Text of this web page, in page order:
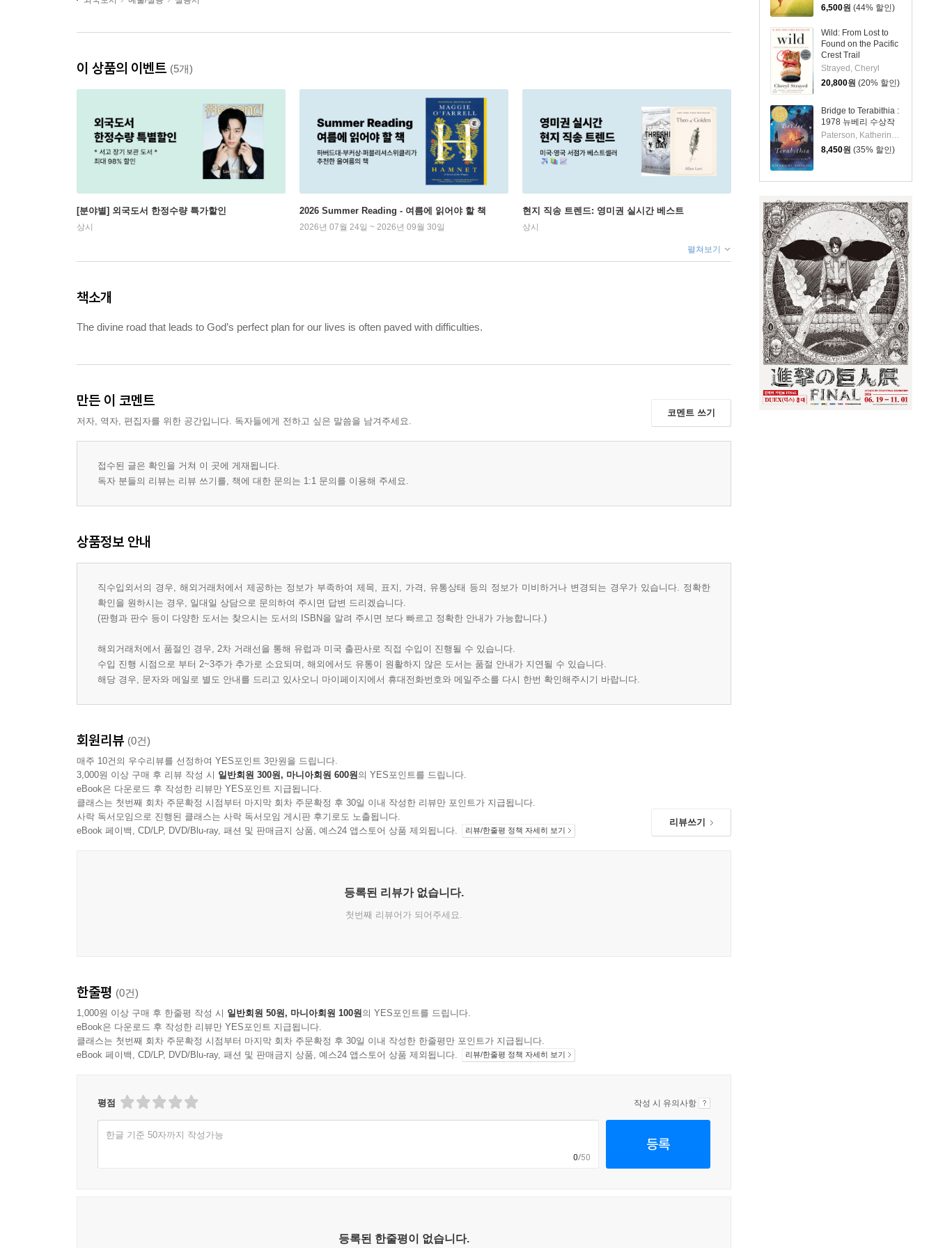
6,500원 (44% 할인)
Wild: From Lost to
Found on the Pacific
Crest Trail
Strayed, Cheryl
20,800원 (20% 할인)
Bridge to Terabithia :
1978 뉴베리 수상작
Paterson, Katherine / Diamond, Donna
8,450원 (35% 할인)
이 상품의 이벤트 (5개)
[분야별] 외국도서 한정수량 특가할인
상시
2026 Summer Reading - 여름에 읽어야 할 책
2026년 07월 24일 ~ 2026년 09월 30일
현지 직송 트렌드: 영미권 실시간 베스트
상시
펼쳐보기
책소개
The divine road that leads to God’s perfect plan for our lives is often paved with difficulties.
만든 이 코멘트
저자, 역자, 편집자를 위한 공간입니다. 독자들에게 전하고 싶은 말씀을 남겨주세요.
코멘트 쓰기
접수된 글은 확인을 거쳐 이 곳에 게재됩니다.
독자 분들의 리뷰는 리뷰 쓰기를, 책에 대한 문의는 1:1 문의를 이용해 주세요.
상품정보 안내
직수입외서의 경우, 해외거래처에서 제공하는 정보가 부족하여 제목, 표지, 가격, 유통상태 등의 정보가 미비하거나 변경되는 경우가 있습니다. 정확한
확인을 원하시는 경우, 일대일 상담으로 문의하여 주시면 답변 드리겠습니다.
(판형과 판수 등이 다양한 도서는 찾으시는 도서의 ISBN을 알려 주시면 보다 빠르고 정확한 안내가 가능합니다.)
해외거래처에서 품절인 경우, 2차 거래선을 통해 유럽과 미국 출판사로 직접 수입이 진행될 수 있습니다.
수입 진행 시점으로 부터 2~3주가 추가로 소요되며, 해외에서도 유통이 원활하지 않은 도서는 품절 안내가 지연될 수 있습니다.
해당 경우, 문자와 메일로 별도 안내를 드리고 있사오니 마이페이지에서 휴대전화번호와 메일주소를 다시 한번 확인해주시기 바랍니다.
회원리뷰 (0건)
매주 10건의 우수리뷰를 선정하여 YES포인트 3만원을 드립니다.
3,000원 이상 구매 후 리뷰 작성 시 일반회원 300원, 마니아회원 600원의 YES포인트를 드립니다.
eBook은 다운로드 후 작성한 리뷰만 YES포인트 지급됩니다.
클래스는 첫번째 회차 주문확정 시점부터 마지막 회차 주문확정 후 30일 이내 작성한 리뷰만 포인트가 지급됩니다.
사락 독서모임으로 진행된 클래스는 사락 독서모임 게시판 후기로도 노출됩니다.
eBook 페이백, CD/LP, DVD/Blu-ray, 패션 및 판매금지 상품, 예스24 앱스토어 상품 제외됩니다.
리뷰/한줄평 정책 자세히 보기
리뷰쓰기
등록된 리뷰가 없습니다.
첫번째 리뷰어가 되어주세요.
한줄평 (0건)
1,000원 이상 구매 후 한줄평 작성 시 일반회원 50원, 마니아회원 100원의 YES포인트를 드립니다.
eBook은 다운로드 후 작성한 리뷰만 YES포인트 지급됩니다.
클래스는 첫번째 회차 주문확정 시점부터 마지막 회차 주문확정 후 30일 이내 작성한 한줄평만 포인트가 지급됩니다.
eBook 페이백, CD/LP, DVD/Blu-ray, 패션 및 판매금지 상품, 예스24 앱스토어 상품 제외됩니다.
리뷰/한줄평 정책 자세히 보기
평점 작성 시 유의사항
한글 기준 50자까지 작성가능
0/50
등록
등록된 한줄평이 없습니다.